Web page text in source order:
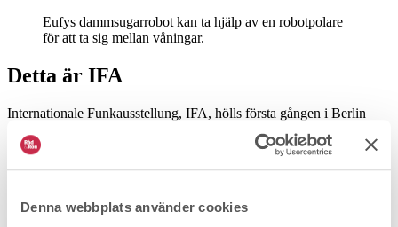
Denna webbplats använder cookies
Eufys dammsugarrobot kan ta hjälp av en robotpolare
för att ta sig mellan våningar.
Detta är IFA
Internationale Funkausstellung, IFA, hölls första gången i Berlin
evenemang i den tyska huvudstaden. I samband med att mässan
firade 100 år i fjol har arrangörerna börjat byta ut det tyskklingande
På årets upplaga ställde 1900 utställare ut och mässan tog emot